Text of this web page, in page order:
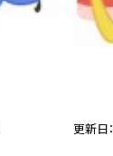
更新日